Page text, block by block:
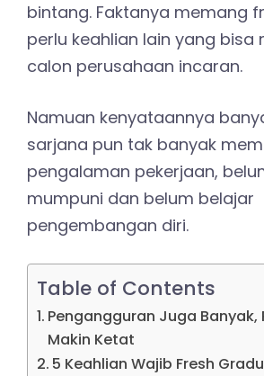
bintang. Faktanya memang
perlu keahlian lain yang bisa
calon perusahaan incaran.
Namuan kenyataannya
sarjana pun tak banyak
pengalaman pekerjaan,
mumpuni dan belum belajar
pengembangan diri.
Table of Contents
Pengangguran Juga Banyak,
Makin Ketat
5 Keahlian Wajib Fresh